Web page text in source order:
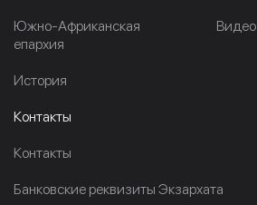
Южно-Африканская
епархия
История
Видео
Контакты
Контакты
Банковские реквизиты Экзархата